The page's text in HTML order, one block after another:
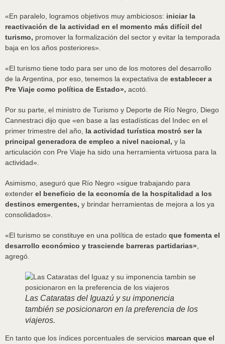
«En paralelo, logramos objetivos muy ambiciosos: iniciar la
reactivación de la actividad en el momento más difícil del
turismo, promover la formalización del sector y evitar la temporada
baja en los años posteriores».
«El turismo tiene todo para ser uno de los motores del desarrollo
de la Argentina, por eso, tenemos la expectativa de establecer a
Pre Viaje como política de Estado», acotó.
Por su parte, el ministro de Turismo y Deporte de Río Negro, Diego
Cannestraci dijo que «en base a las estadísticas del Indec en el
primer trimestre del año, la actividad turística mostró ser la
principal generadora de empleo a nivel nacional, y la
articulación con Pre Viaje ha sido una herramienta virtuosa para la
actividad».
Asimismo, aseguró que Río Negro «sigue trabajando para
extender el beneficio de la economía de la hospitalidad a los
destinos emergentes, y brindar herramientas de mejora a los ya
consolidados».
«El turismo se constituye en una política de estado que fomenta el
desarrollo económico y trasciende barreras partidarias»
agregó.
Las Cataratas del Iguazú y su imponencia
también se posicionaron en la preferencia de los
viajeros.
En tanto que los índices porcentuales de servicios marcan que el